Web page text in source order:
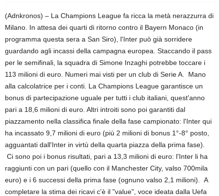
(Adnkronos) – La Champions League fa ricca la metà nerazzurra di
Milano. In attesa dei quarti di ritorno contro il Bayern Monaco (in
programma questa sera a San Siro), l'Inter può già sorridere
guardando agli incassi della campagna europea. Staccando il pass
per le semifinali, la squadra di Simone Inzaghi potrebbe toccare i
113 milioni di euro. Numeri mai visti per un club di Serie A. Mano
alla calcolatrice per i conti. La Champions League garantisce un
bonus di partecipazione uguale per tutti i club italiani, quest'anno
pari a 18,6 milioni di euro. Altri introiti sono poi garantiti dal
piazzamento nella classifica finale della fase campionato: l'Inter qui
ha incassato 9,7 milioni di euro (più 2 milioni di bonus 1°-8° posto,
agguantati dall'Inter in virtù della quarta piazza della prima fase).
Ci sono poi i bonus risultati, pari a 13,3 milioni di euro: l'Inter li ha
raggiunti con un pari (quello con il Manchester City, valso 700mila
euro) e i 6 successi della prima fase (ognuno valso 2,1 milioni). A
completare la stima dei ricavi c'è il "value", voce ideata dalla Uefa